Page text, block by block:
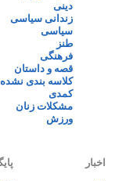
دینی
زندانی سیاسی
سیاسی
طنز
فرهنگی
قصه و داستان
کلاسه بندی نشده
کمدی
مشکلات زنان
ورزش
اخبار